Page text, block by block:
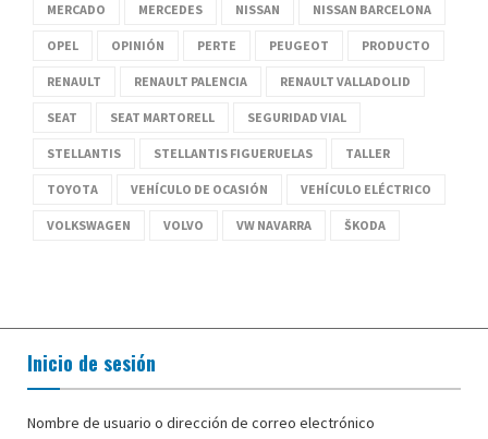
MERCADO MERCEDES NISSAN NISSAN BARCELONA
OPEL OPINIÓN PERTE PEUGEOT PRODUCTO
RENAULT RENAULT PALENCIA RENAULT VALLADOLID
SEAT SEAT MARTORELL SEGURIDAD VIAL
STELLANTIS STELLANTIS FIGUERUELAS TALLER
TOYOTA VEHÍCULO DE OCASIÓN VEHÍCULO ELÉCTRICO
VOLKSWAGEN VOLVO VW NAVARRA ŠKODA
Inicio de sesión
Nombre de usuario o dirección de correo electrónico